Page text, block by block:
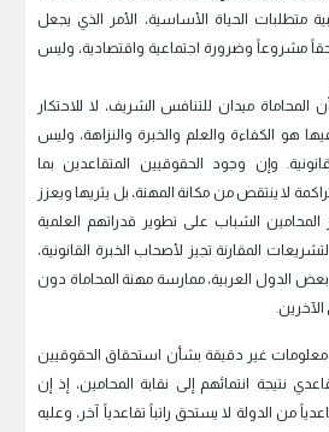
متطلبات الحياة الأساسية، الأمر الذي يجعل
مشروعاً وضرورة اجتماعية واقتصادية، وليس
المحاماة ميدان للتنافس الشريف، لا للاحتكار
هو الكفاءة والعلم والخبرة والنزاهة، وليس
وإن وجود الحقوقيين المتقاعدين بما
لا ينتقص من مكانة المهنة، بل يثريها ويعزز
الشباب على تطوير قدراتهم العلمية
المقارنة تجيز لأصحاب الخبرة القانونية،
الدول العربية، ممارسة مهنة المحاماة دون
معلومات غير دقيقة بشأن استحقاق الحقوقيين
نتيجة انتمائهم إلى نقابة المحامين، إذ إن
من الدولة لا يستحق راتباً تقاعدياً آخر، وعليه